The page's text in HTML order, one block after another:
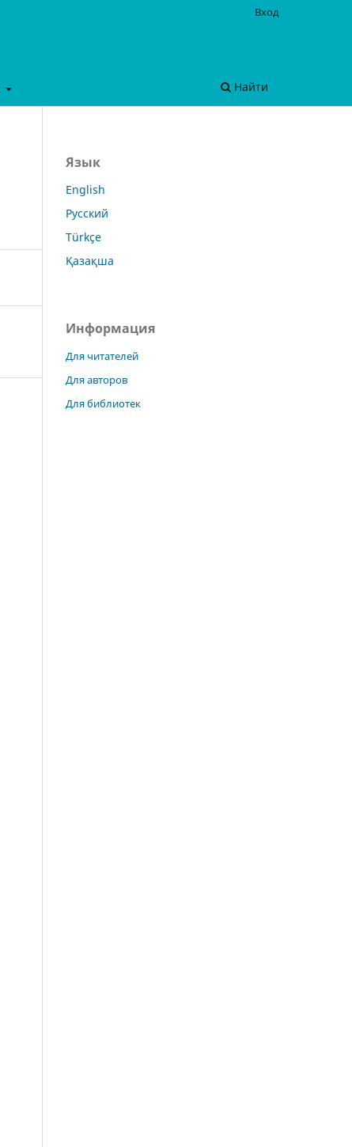
Найти
Вход
Язык
English
Русский
Türkçe
Қазақша
Информация
Для читателей
Для авторов
Для библиотек